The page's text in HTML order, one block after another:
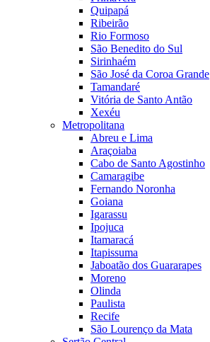
Quipapá
Ribeirão
Rio Formoso
São Benedito do Sul
Sirinhaém
São José da Coroa Grande
Tamandaré
Vitória de Santo Antão
Xexéu
Metropolitana
Abreu e Lima
Araçoiaba
Cabo de Santo Agostinho
Camaragibe
Fernando Noronha
Goiana
Igarassu
Ipojuca
Itamaracá
Itapissuma
Jaboatão dos Guararapes
Moreno
Olinda
Paulista
Recife
São Lourenço da Mata